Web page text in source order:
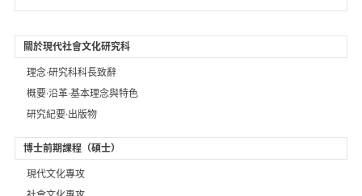
關於現代社會文化研究科
理念·研究科科長致辭
概要·沿革·基本理念與特色
研究紀要·出版物
博士前期課程（碩士）
現代文化專攻